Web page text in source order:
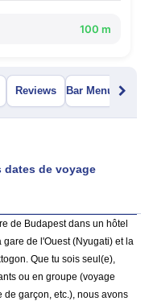
100 m
Reviews Bar Menu
de voyage
de Budapest dans un hôtel
de l'Ouest (Nyugati) et la
Que tu sois seul(e),
ou en groupe (voyage
garçon, etc.), nous avons